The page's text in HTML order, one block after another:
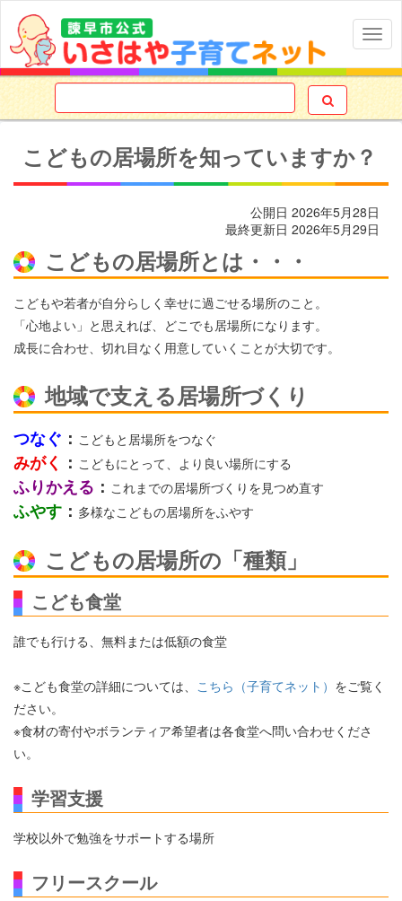

こどもの居場所を知っていますか？
公開日 2026年5月28日
最終更新日 2026年5月29日
こどもの居場所とは・・・
こどもや若者が自分らしく幸せに過ごせる場所のこと。
「心地よい」と思えれば、どこでも居場所になります。
成長に合わせ、切れ目なく用意していくことが大切です。
地域で支える居場所づくり
つなぐ ： こどもと居場所をつなぐ
みがく ： こどもにとって、より良い場所にする
ふりかえる ： これまでの居場所づくりを見つめ直す
ふやす ： 多様なこどもの居場所をふやす
こどもの居場所の「種類」
こども食堂
誰でも行ける、無料または低額の食堂
※こども食堂の詳細については、 こちら（子育てネット） をご覧く
ださい。
※食材の寄付やボランティア希望者は各食堂へ問い合わせくださ
い。
学習支援
学校以外で勉強をサポートする場所
フリースクール